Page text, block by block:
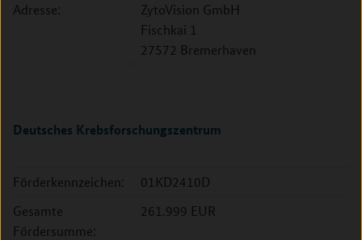
Adresse:
ZytoVision GmbH
Fischkai 1
27572 Bremerhaven
Deutsches Krebsforschungszentrum
Förderkennzeichen:
01KD2410D
Gesamte
Fördersumme:
261.999 EUR